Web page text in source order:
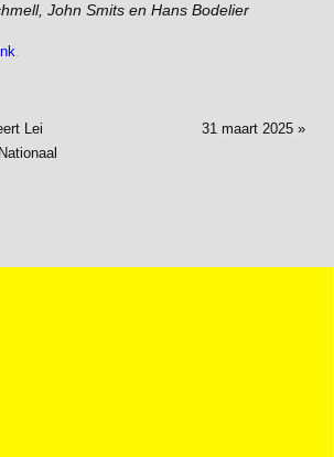
John Smits en Hans Bodelier
Lei
31 maart 2025»